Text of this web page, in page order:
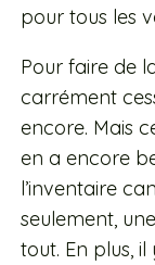
pour tous les
Pour faire de
carrément
encore. Mais
en a encore
l’inventaire
seulement,
tout. En plus,